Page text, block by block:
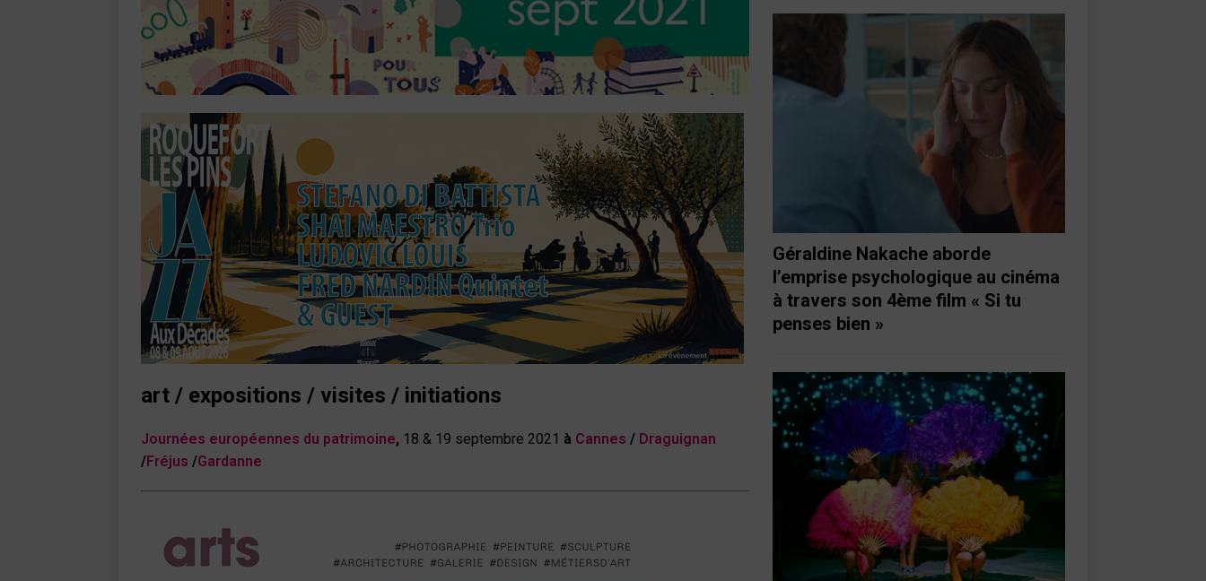
art / expositions / visites / initiations
Journées européennes du patrimoine, 18 & 19 septembre 2021 à Cannes / Draguignan
/Fréjus /Gardanne
Géraldine Nakache aborde
l’emprise psychologique au cinéma
à travers son 4ème film « Si tu
penses bien »